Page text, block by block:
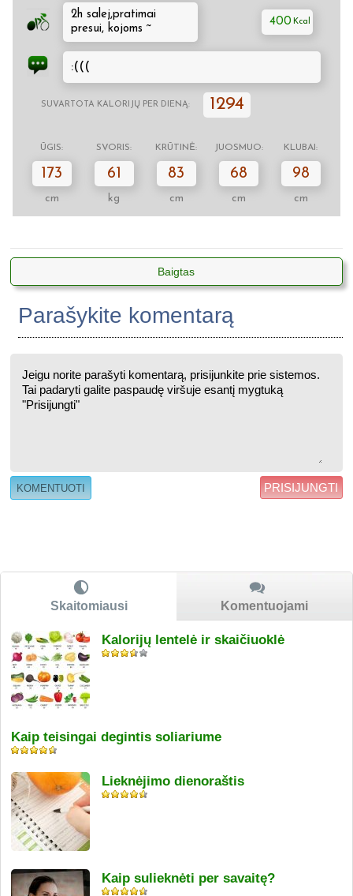
2h salej,pratimai
presui, kojoms ~
400
:(((
SUVARTOTA KALORIJŲ PER DIENĄ: 1294
ŪGIS: SVORIS: KRŪTINĖ: JUOSMUO: KLUBAI:
173
cm
61
kg
83
cm
68
cm
98
cm
Baigtas
Parašykite komentarą
PRISIJUNGTI
Skaitomiausi Komentuojami
Kalorijų lentelė ir skaičiuoklė
Kaip teisingai degintis soliariume
Lieknėjimo dienoraštis
Kaip sulieknėti per savaitę?